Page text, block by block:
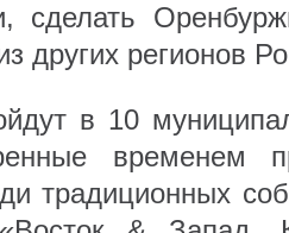
сделать
других регионов
в 10
временем
традиционных